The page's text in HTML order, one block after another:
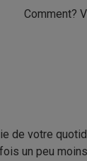
Comment?
de votre
un peu